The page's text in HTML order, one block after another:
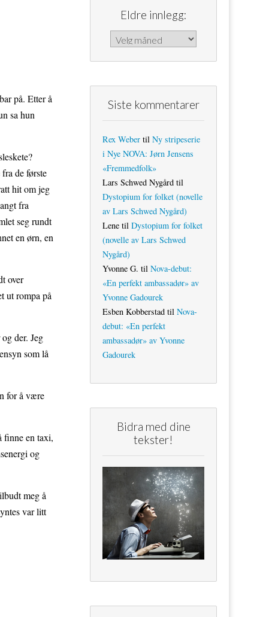
på. Etter å
sa hun
de første
hit om jeg
fra
seg rundt
en ørn, en
over
ut rompa på
der. Jeg
som lå
for å være
finne en taxi,
og
meg å
var litt
Eldre innlegg:
Eldre innlegg:
Siste kommentarer
Rex Weber til Ny stripeserie
i Nye NOVA: Jørn Jensens
«Fremmedfolk»
Lars Schwed Nygård til
Dystopium for folket (novelle
av Lars Schwed Nygård)
Lene til Dystopium for folket
(novelle av Lars Schwed
Nygård)
Yvonne G. til Nova-debut:
«En perfekt ambassadør» av
Yvonne Gadourek
Esben Kobberstad til Nova-
debut: «En perfekt
ambassadør» av Yvonne
Gadourek
Bidra med dine
tekster!